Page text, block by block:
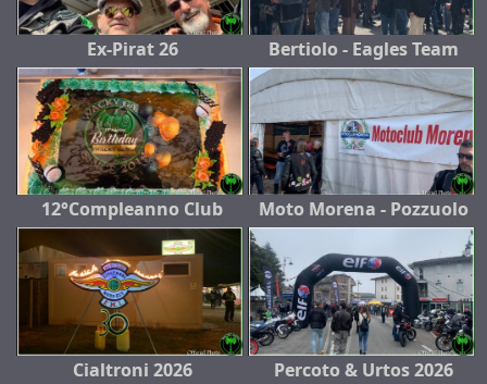
Ex-Pirat 26 Bertiolo - Eagles Team
12°Compleanno Club Moto Morena - Pozzuolo
Cialtroni 2026 Percoto & Urtos 2026